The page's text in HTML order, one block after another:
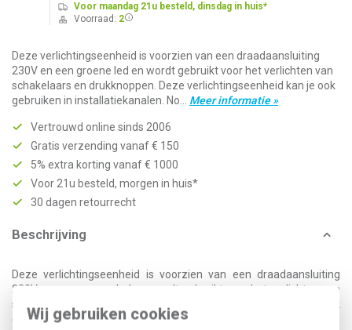
Wij gebruiken cookies
Voor maandag 21u besteld, dinsdag in huis*
Voorraad: 2
Deze verlichtingseenheid is voorzien van een draadaansluiting
230V en een groene led en wordt gebruikt voor het verlichten van
schakelaars en drukknoppen. Deze verlichtingseenheid kan je ook
gebruiken in installatiekanalen. No... Meer informatie »
Vertrouwd online sinds 2006
Gratis verzending vanaf € 150
5% extra korting vanaf € 1000
Voor 21u besteld, morgen in huis*
30 dagen retourrecht
Beschrijving
Deze verlichtingseenheid is voorzien van een draadaansluiting
230V en een groene led en wordt gebruikt voor het verlichten van
schakelaars en drukknoppen. Deze verlichtingseenheid kan je ook
gebruiken in installatiekanalen.